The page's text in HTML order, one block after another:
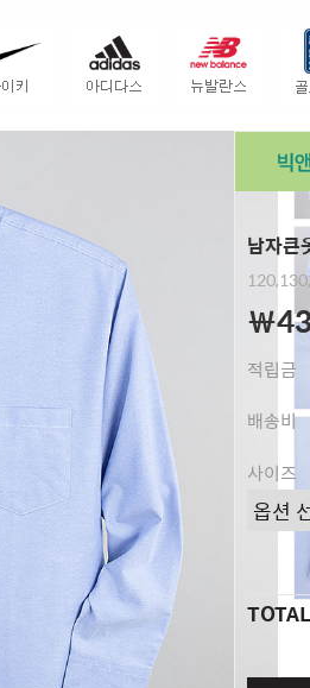
남자큰
￦
적립금
배송비
사이즈
TOTAL